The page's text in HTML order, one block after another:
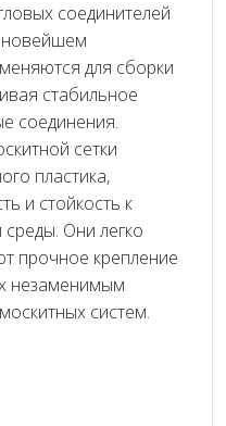
соединителей
новейшем
для сборки
стабильное
соединения.
сетки
пластика,
и стойкость к
Они легко
прочное крепление
незаменимым
систем.